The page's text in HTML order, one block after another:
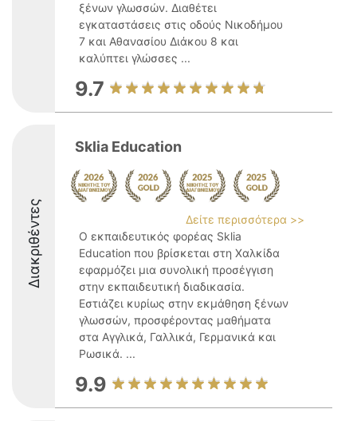
ξένων γλωσσών. Διαθέτει
εγκαταστάσεις στις οδούς Νικοδήμου
7 και Αθανασίου Διάκου 8 και
καλύπτει γλώσσες ...
9.7
Διακριθέντες
Sklia Education
Δείτε περισσότερα >>
Ο εκπαιδευτικός φορέας Sklia
Education που βρίσκεται στη Χαλκίδα
εφαρμόζει μια συνολική προσέγγιση
στην εκπαιδευτική διαδικασία.
Εστιάζει κυρίως στην εκμάθηση ξένων
γλωσσών, προσφέροντας μαθήματα
στα Αγγλικά, Γαλλικά, Γερμανικά και
Ρωσικά. ...
9.9